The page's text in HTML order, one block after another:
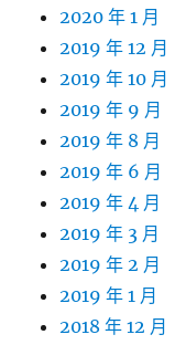
2020 年 1 月
2019 年 12 月
2019 年 10 月
2019 年 9 月
2019 年 8 月
2019 年 6 月
2019 年 4 月
2019 年 3 月
2019 年 2 月
2019 年 1 月
2018 年 12 月